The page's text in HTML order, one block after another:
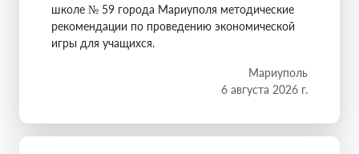
школе № 59 города Мариуполя методические
рекомендации по проведению экономической
игры для учащихся.
Мариуполь
6 августа 2026 г.